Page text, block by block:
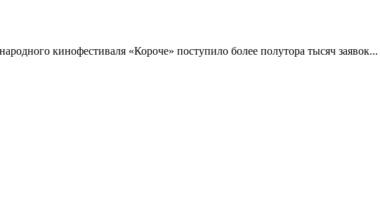
кинофестиваля «Короче» поступило более полутора тысяч заявок...